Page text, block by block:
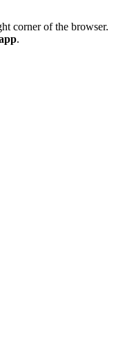
corner of the browser.
.